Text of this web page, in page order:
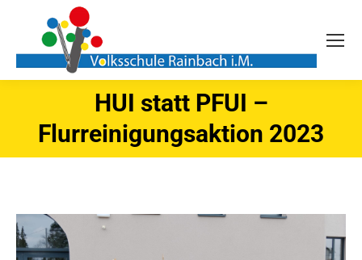
HUI statt PFUI –
Flurreinigungsaktion 2023